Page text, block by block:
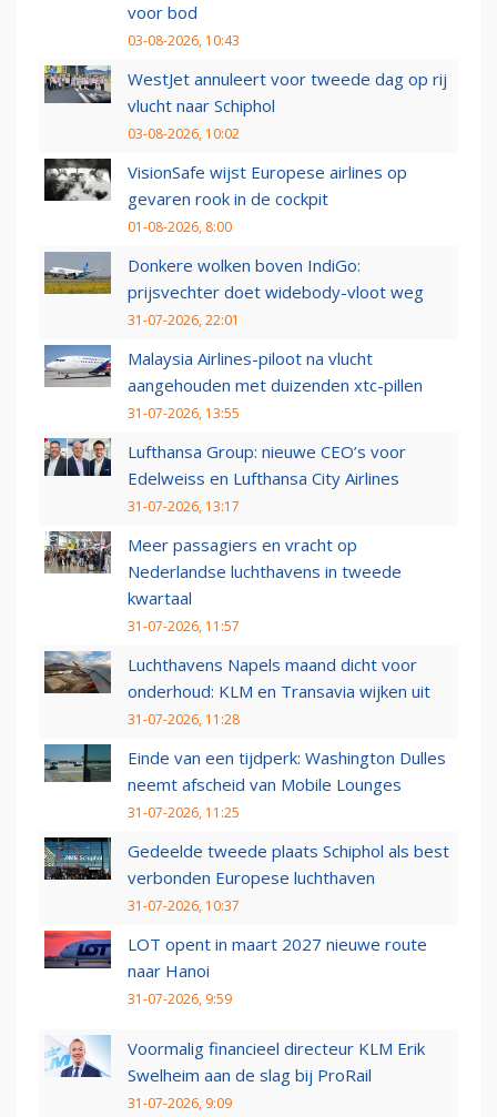
voor bod
03-08-2026, 10:43
WestJet annuleert voor tweede dag op rij
vlucht naar Schiphol
03-08-2026, 10:02
VisionSafe wijst Europese airlines op
gevaren rook in de cockpit
01-08-2026, 8:00
Donkere wolken boven IndiGo:
prijsvechter doet widebody-vloot weg
31-07-2026, 22:01
Malaysia Airlines-piloot na vlucht
aangehouden met duizenden xtc-pillen
31-07-2026, 13:55
Lufthansa Group: nieuwe CEO’s voor
Edelweiss en Lufthansa City Airlines
31-07-2026, 13:17
Meer passagiers en vracht op
Nederlandse luchthavens in tweede
kwartaal
31-07-2026, 11:57
Luchthavens Napels maand dicht voor
onderhoud: KLM en Transavia wijken uit
31-07-2026, 11:28
Einde van een tijdperk: Washington Dulles
neemt afscheid van Mobile Lounges
31-07-2026, 11:25
Gedeelde tweede plaats Schiphol als best
verbonden Europese luchthaven
31-07-2026, 10:37
LOT opent in maart 2027 nieuwe route
naar Hanoi
31-07-2026, 9:59
Voormalig financieel directeur KLM Erik
Swelheim aan de slag bij ProRail
31-07-2026, 9:09